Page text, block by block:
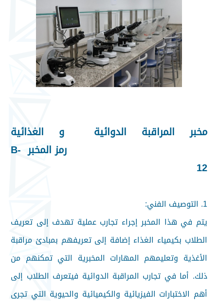
مخبر المراقبة الدوائية و الغذائية
رمز المخبر B-
12
1. التوصيف الفني:
يتم في هذا المخبر إجراء تجارب عملية تهدف إلى تعريف
الطلاب بكيمياء الغذاء إضافة إلى تعريفهم بمبادئ مراقبة
الأغذية وتعليمهم المهارات المخبرية التي تمكنهم من
ذلك. أما في تجارب المراقبة الدوائية فيتعرف الطلاب إلى
أهم الاختبارات الفيزيائية والكيميائية والحيوية التي تجرى